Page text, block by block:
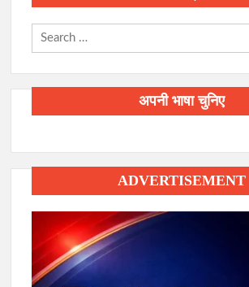
अपनी भाषा चुनिए
ADVERTISEMENT